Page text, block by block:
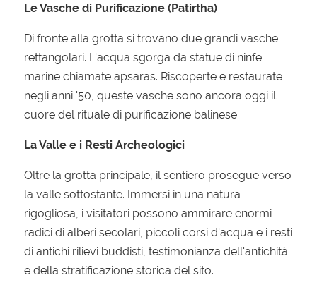
Le Vasche di Purificazione (Patirtha)
Di fronte alla grotta si trovano due grandi vasche
rettangolari. L'acqua sgorga da statue di ninfe
marine chiamate apsaras. Riscoperte e restaurate
negli anni '50, queste vasche sono ancora oggi il
cuore del rituale di purificazione balinese.
La Valle e i Resti Archeologici
Oltre la grotta principale, il sentiero prosegue verso
la valle sottostante. Immersi in una natura
rigogliosa, i visitatori possono ammirare enormi
radici di alberi secolari, piccoli corsi d'acqua e i resti
di antichi rilievi buddisti, testimonianza dell'antichità
e della stratificazione storica del sito.